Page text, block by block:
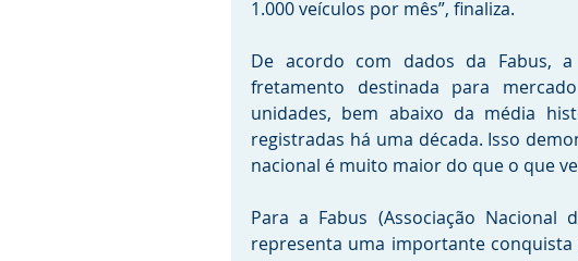
1.000 veículos por mês”, finaliza.
De acordo com dados da Fabus,
fretamento destinada para
unidades, bem abaixo da média
registradas há uma década. Isso
nacional é muito maior do que o que
Para a Fabus (Associação Nacional
representa uma importante